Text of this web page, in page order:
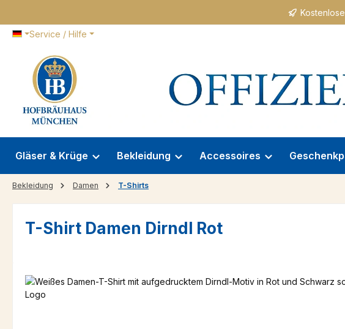
Service / Hilfe
Gläser & Krüge Bekleidung Accessoires
Bekleidung Damen T-Shirts
T-Shirt Damen Dirndl Rot
Bildergalerie überspringen